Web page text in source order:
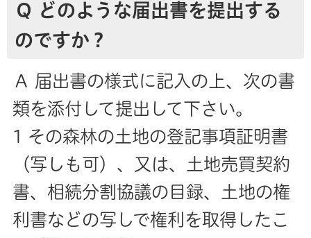
Ｑ どのような届出書を提出する
のですか？
Ａ 届出書の様式に記入の上、次の書
類を添付して提出して下さい。
1 その森林の土地の登記事項証明書
（写しも可）、又は、土地売買契約
書、相続分割協議の目録、土地の権
利書などの写しで権利を取得したこ